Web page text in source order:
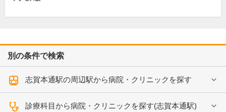
別の条件で検索
志賀本通駅の周辺駅から病院・クリニックを探す
診療科目から病院・クリニックを探す(志賀本通駅)